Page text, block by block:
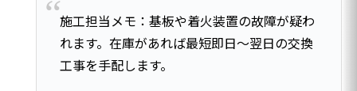
施工担当メモ：基板や着火装置の故障が疑わ
れます。在庫があれば最短即日〜翌日の交換
工事を手配します。